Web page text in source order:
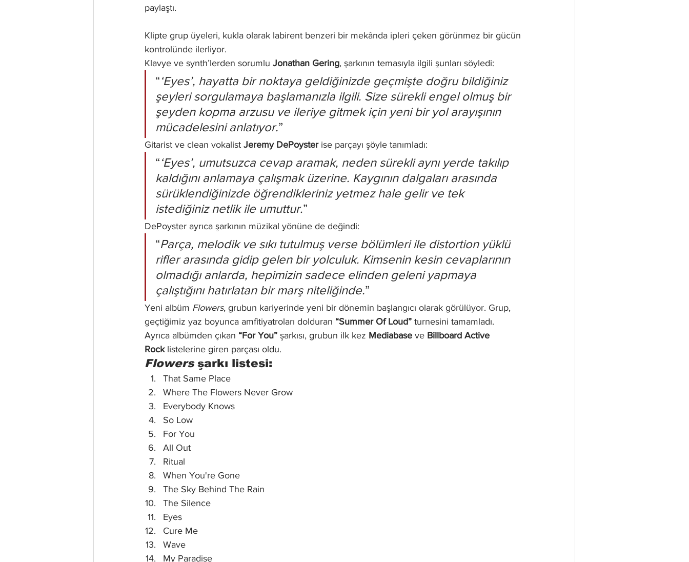
paylaştı.
Klipte grup üyeleri, kukla olarak labirent benzeri bir mekânda ipleri çeken görünmez bir gücün
kontrolünde ilerliyor.
Klavye ve synth’lerden sorumlu Jonathan Gering, şarkının temasıyla ilgili şunları söyledi:
“‘Eyes’, hayatta bir noktaya geldiğinizde geçmişte doğru bildiğiniz
şeyleri sorgulamaya başlamanızla ilgili. Size sürekli engel olmuş bir
şeyden kopma arzusu ve ileriye gitmek için yeni bir yol arayışının
mücadelesini anlatıyor.”
Gitarist ve clean vokalist Jeremy DePoyster ise parçayı şöyle tanımladı:
“‘Eyes’, umutsuzca cevap aramak, neden sürekli aynı yerde takılıp
kaldığını anlamaya çalışmak üzerine. Kaygının dalgaları arasında
sürüklendiğinizde öğrendikleriniz yetmez hale gelir ve tek
istediğiniz netlik ile umuttur.”
DePoyster ayrıca şarkının müzikal yönüne de değindi:
“Parça, melodik ve sıkı tutulmuş verse bölümleri ile distortion yüklü
rifler arasında gidip gelen bir yolculuk. Kimsenin kesin cevaplarının
olmadığı anlarda, hepimizin sadece elinden geleni yapmaya
çalıştığını hatırlatan bir marş niteliğinde.”
Yeni albüm Flowers, grubun kariyerinde yeni bir dönemin başlangıcı olarak görülüyor. Grup,
geçtiğimiz yaz boyunca amfitiyatroları dolduran “Summer Of Loud” turnesini tamamladı.
Ayrıca albümden çıkan “For You” şarkısı, grubun ilk kez Mediabase ve Billboard Active
Rock listelerine giren parçası oldu.
Flowers şarkı listesi:
That Same Place
Where The Flowers Never Grow
Everybody Knows
So Low
For You
All Out
Ritual
When You're Gone
The Sky Behind The Rain
The Silence
Eyes
Cure Me
Wave
My Paradise